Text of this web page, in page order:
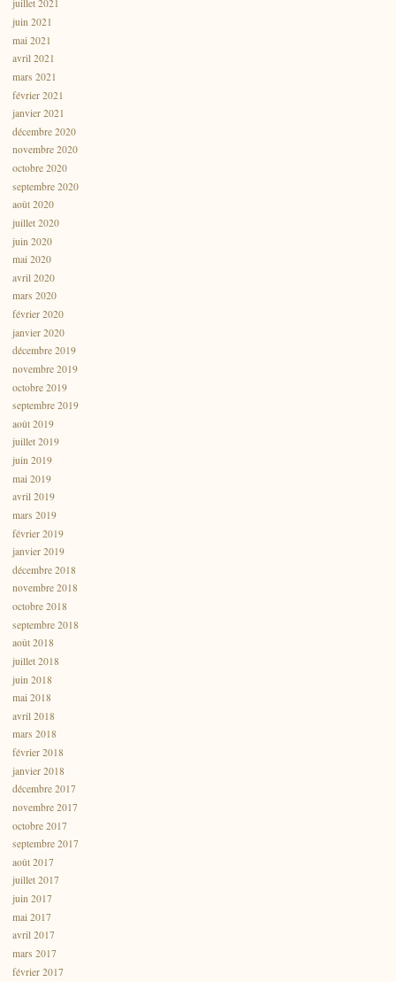
juillet 2021
juin 2021
mai 2021
avril 2021
mars 2021
février 2021
janvier 2021
décembre 2020
novembre 2020
octobre 2020
septembre 2020
août 2020
juillet 2020
juin 2020
mai 2020
avril 2020
mars 2020
février 2020
janvier 2020
décembre 2019
novembre 2019
octobre 2019
septembre 2019
août 2019
juillet 2019
juin 2019
mai 2019
avril 2019
mars 2019
février 2019
janvier 2019
décembre 2018
novembre 2018
octobre 2018
septembre 2018
août 2018
juillet 2018
juin 2018
mai 2018
avril 2018
mars 2018
février 2018
janvier 2018
décembre 2017
novembre 2017
octobre 2017
septembre 2017
août 2017
juillet 2017
juin 2017
mai 2017
avril 2017
mars 2017
février 2017